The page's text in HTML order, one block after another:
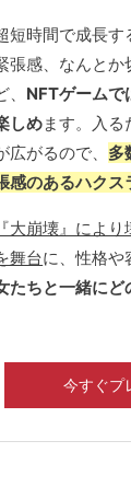
短時間で成長す
張感、なんと
、 NFTゲームで
しめます。入
広がるので、 多
感のあるハクス
『大崩壊』によ
舞台に、性格や
たちと一緒にど
今すぐプ